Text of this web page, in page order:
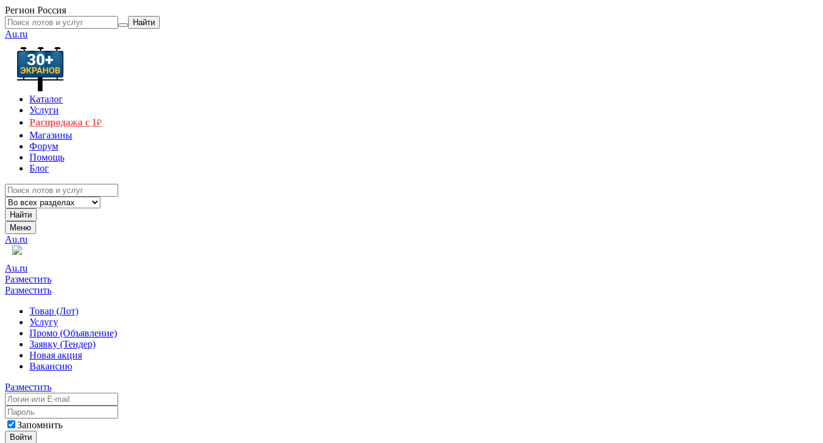
Регион Россия
Найти
Au.ru
Каталог
Услуги
Распродажа с 1₽
Магазины
Форум
Помощь
Блог
Найти
Меню
Au.ru
Au.ru
Разместить
Разместить
Товар (Лот)
Услугу
Промо (Объявление)
Заявку (Тендер)
Новая акция
Вакансию
Разместить
Запомнить
Войти